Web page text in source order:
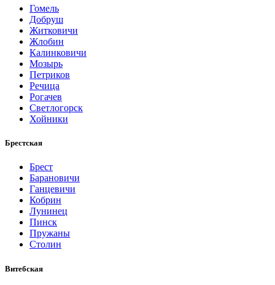
Гомель
Добруш
Житковичи
Жлобин
Калинковичи
Мозырь
Петриков
Речица
Рогачев
Светлогорск
Хойники
Брестская
Брест
Барановичи
Ганцевичи
Кобрин
Лунинец
Пинск
Пружаны
Столин
Витебская